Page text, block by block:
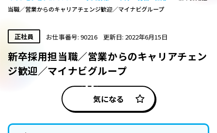
当職／営業からのキャリアチェンジ歓迎／マイナビグループ
正社員 お仕事番号: 90216 更新日: 2022年6月15日
新卒採用担当職／営業からのキャリアチェン
ジ歓迎／マイナビグループ
気になる